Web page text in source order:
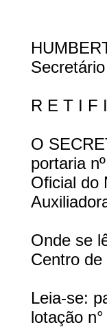
R E T I F
O
portaria
Oficial do
Onde se
Centro de
Leia-se:
lotação